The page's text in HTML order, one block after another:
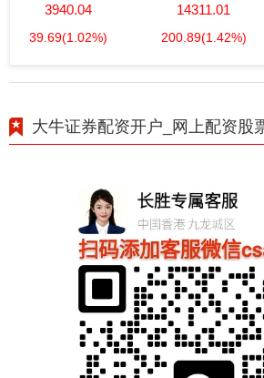
3940.04
39.69(1.02%)
14311.01
200.89(1.42%)
大牛证券配资开户_网上配资股